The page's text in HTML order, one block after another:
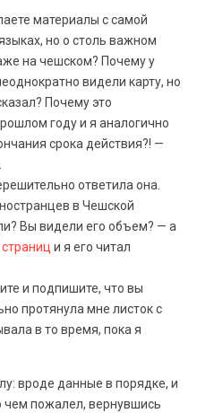
материалы с самой
но о столь важном
на чешском? Почему у
видели карту, но
Почему это
году и я аналогично
срока действия?! —
ответила она.
в Чешской
Вы видели его объем? — а
и я его читал
и подпишите, что вы
протянула мне листок с
в то время, пока я
вроде данные в порядке, и
чем пожалел, вернувшись